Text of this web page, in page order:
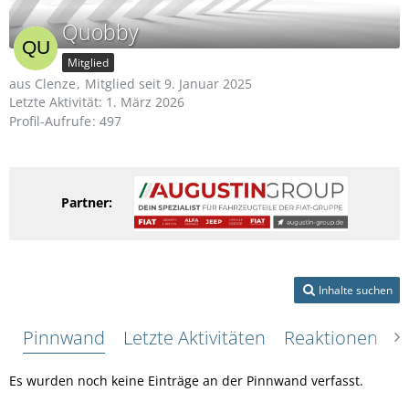
Quobby
Mitglied
aus Clenze
Mitglied seit 9. Januar 2025
Letzte Aktivität: 1. März 2026
Profil-Aufrufe 497
Partner:
Inhalte suchen
Pinnwand Letzte Aktivitäten Reaktionen
Es wurden noch keine Einträge an der Pinnwand verfasst.